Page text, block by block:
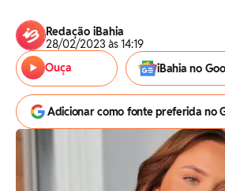
Redação iBahia
28/02/2023 às 14:19
Ouça
iBahia no
Adicionar como fonte preferida no